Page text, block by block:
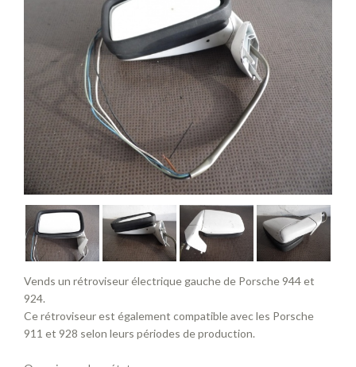
Vends un rétroviseur électrique gauche de Porsche 944 et
924.
Ce rétroviseur est également compatible avec les Porsche
911 et 928 selon leurs périodes de production.